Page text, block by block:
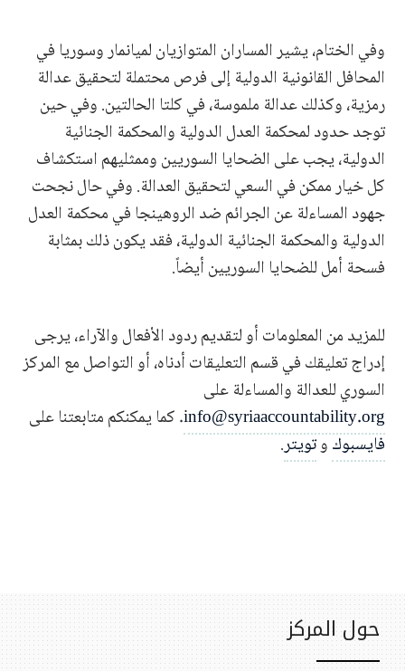
وفي الختام، يشير المساران المتوازيان لميانمار وسوريا في
المحافل القانونية الدولية إلى فرص محتملة لتحقيق عدالة
رمزية، وكذلك عدالة ملموسة، في كلتا الحالتين. وفي حين
توجد حدود لمحكمة العدل الدولية والمحكمة الجنائية
الدولية، يجب على الضحايا السوريين وممثليهم استكشاف
كل خيار ممكن في السعي لتحقيق العدالة. وفي حال نجحت
جهود المساءلة عن الجرائم ضد الروهينجا في محكمة العدل
الدولية والمحكمة الجنائية الدولية، فقد يكون ذلك بمثابة
فسحة أمل للضحايا السوريين أيضاً.
للمزيد من المعلومات أو لتقديم ردود الأفعال والآراء، يرجى
إدراج تعليقك في قسم التعليقات أدناه، أو التواصل مع المركز
السوري للعدالة والمساءلة على
info@syriaaccountability.org. كما يمكنكم متابعتنا على
فايسبوكوتويتر.
حول المركز